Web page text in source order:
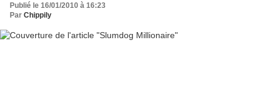
Publié le 16/01/2010 à 16:23
Par Chippily